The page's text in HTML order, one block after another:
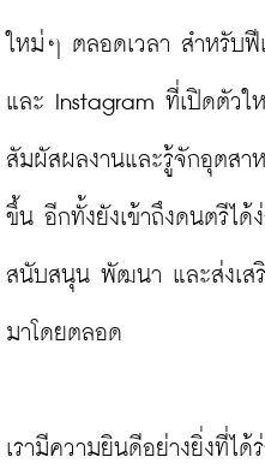
ใหม่ๆ ตลอดเวลา สำหรับฟี
และ Instagram ที่เปิดตัวใ
สัมผัสผลงานและรู้จักอุตส
ขึ้น อีกทั้งยังเข้าถึงดนตรีได้
สนับสนุน พัฒนา และส่งเส
มาโดยตลอด
เรามีความยินดีอย่างยิ่งที่ไ